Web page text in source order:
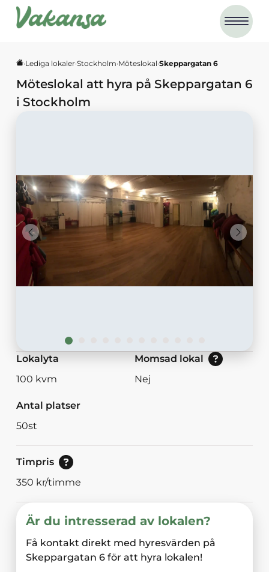
·Lediga lokaler·Stockholm·Möteslokal·Skeppargatan 6
Möteslokal att hyra på Skeppargatan 6
i Stockholm
Lokalyta
100 kvm
Momsad lokal
Nej: Lokalen är momsbefriad.<br/>Ja:
Nej
Antal platser
50st
Timpris
Pris för enstaka timmar.
350 kr/timme
Är du intresserad av lokalen?
Få kontakt direkt med hyresvärden på
Skeppargatan 6 för att hyra lokalen!